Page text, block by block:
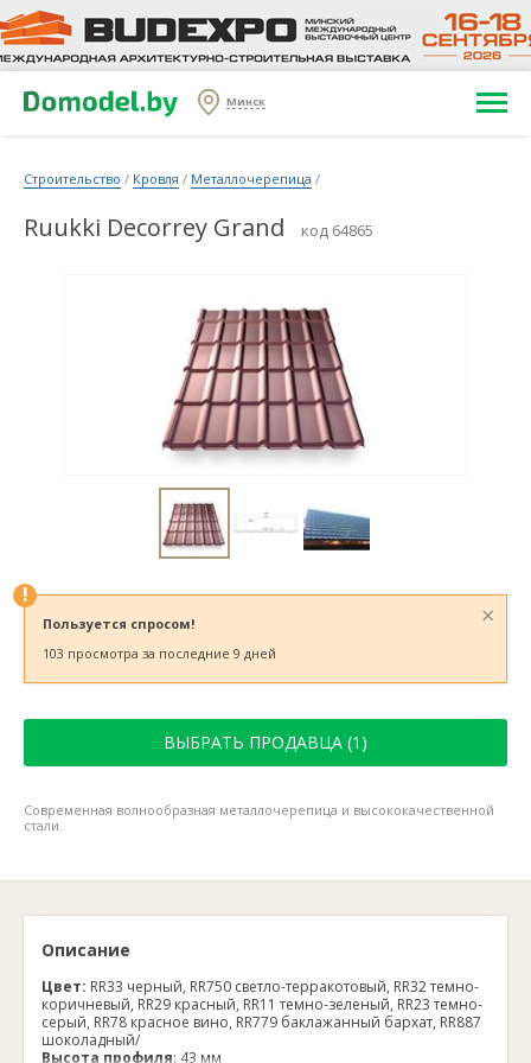
Минск
Строительство / Кровля / Металлочерепица /
Ruukki Decorrey Grand код 64865
!
×
Пользуется спросом!
103 просмотра за последние 9 дней
ВЫБРАТЬ ПРОДАВЦА (1)
Современная волнообразная металлочерепица и высококачественной
стали.
Описание
Цвет: RR33 черный, RR750 светло-терракотовый, RR32 темно-
коричневый, RR29 красный, RR11 темно-зеленый, RR23 темно-
серый, RR78 красное вино, RR779 баклажанный бархат, RR887
шоколадный/
Высота профиля: 43 мм